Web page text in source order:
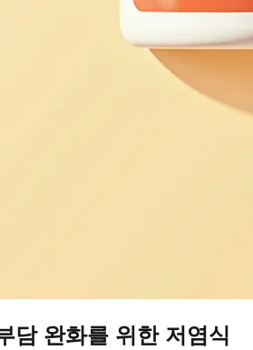
담 완화를 위한 저염식